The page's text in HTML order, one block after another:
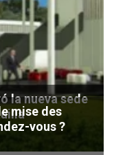
la nueva sede
mise des
vous ?